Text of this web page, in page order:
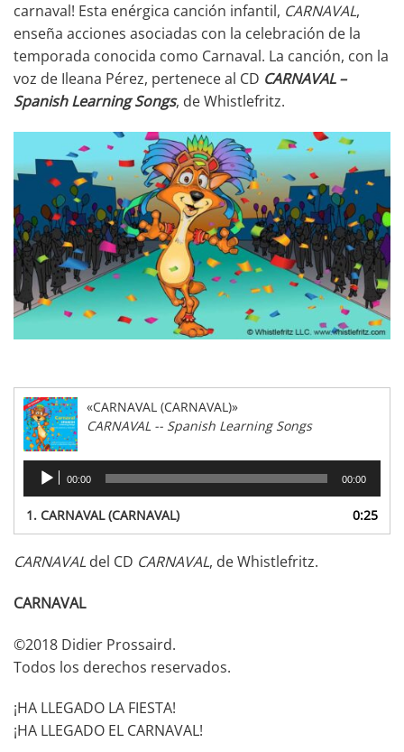
carnaval! Esta enérgica canción infantil, CARNAVAL,
enseña acciones asociadas con la celebración de la
temporada conocida como Carnaval. La canción, con la
voz de Ileana Pérez, pertenece al CD CARNAVAL –
Spanish Learning Songs, de Whistlefritz.
«CARNAVAL (CARNAVAL)»
CARNAVAL -- Spanish Learning Songs
Reproductor
audio
00:00 00:00
1. CARNAVAL (CARNAVAL) 0:25
CARNAVAL del CD CARNAVAL, de Whistlefritz.
CARNAVAL
©2018 Didier Prossaird.
Todos los derechos reservados.
¡HA LLEGADO LA FIESTA!
¡HA LLEGADO EL CARNAVAL!